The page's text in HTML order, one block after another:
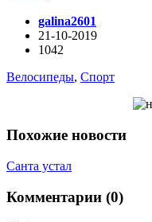
galina2601
21-10-2019
1042
Велосипеды, Спорт
Похожие новости
Санта устал
Комментарии (0)